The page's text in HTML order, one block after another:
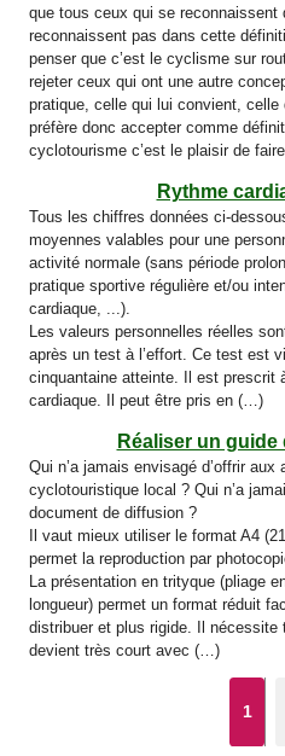
que tous ceux qui se reconnaissent
reconnaissent pas dans cette
penser que c’est le cyclisme sur
rejeter ceux qui ont une autre
pratique, celle qui lui convient,
préfère donc accepter comme
cyclotourisme c’est le plaisir de
Rythme
Tous les chiffres données ci-
moyennes valables pour une
activité normale (sans période
pratique sportive régulière et/ou
cardiaque, ...).
Les valeurs personnelles réelles
après un test à l’effort. Ce test est
cinquantaine atteinte. Il est prescrit
cardiaque. Il peut être pris en (…)
Réaliser un guide
Qui n’a jamais envisagé d’offrir
cyclotouristique local ? Qui n’a
document de diffusion ?
Il vaut mieux utiliser le format A4
permet la reproduction par
La présentation en trityque (pliage
longueur) permet un format réduit
distribuer et plus rigide. Il nécessite
devient très court avec (…)
1